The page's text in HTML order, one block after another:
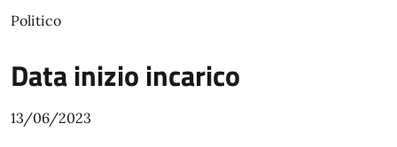
Politico
Data inizio incarico
13/06/2023